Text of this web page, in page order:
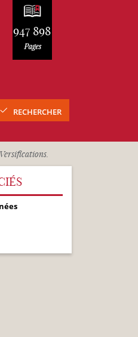
947 898
RECHERCHER